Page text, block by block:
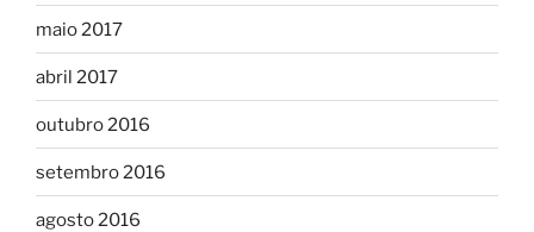
maio 2017
abril 2017
outubro 2016
setembro 2016
agosto 2016